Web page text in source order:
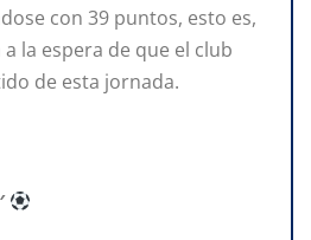
con 39 puntos, esto es,
la espera de que el club
de esta jornada.